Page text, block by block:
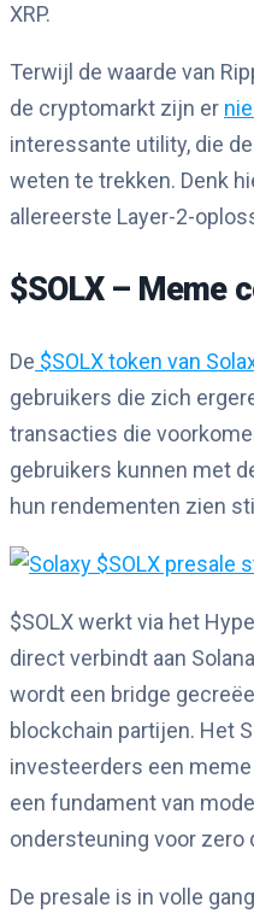
XRP.
Terwijl de waarde van
de cryptomarkt zijn er
interessante utility, die
weten te trekken. Denk
allereerste Layer-2-
$SOLX – Meme
De $SOLX token van
gebruikers die zich
transacties die
gebruikers kunnen met
hun rendementen zien
$SOLX werkt via het
direct verbindt aan
wordt een bridge
blockchain partijen. Het
investeerders een
een fundament van
ondersteuning voor
De presale is in volle